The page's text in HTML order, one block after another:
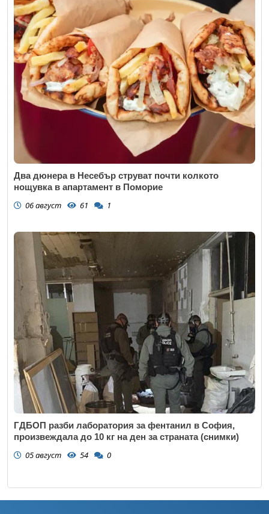
Два дюнера в Несебър струват почти колкото
нощувка в апартамент в Поморие
06 август 61 1
ГДБОП разби лаборатория за фентанил в София,
произвеждала до 10 кг на ден за страната (снимки)
05 август 54 0